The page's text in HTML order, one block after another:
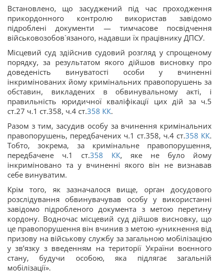
Встановлено, що засуджений під час проходження
прикордонного контролю використав завідомо
підроблені документи — тимчасове посвідчення
військовозобов`язаного, надавши їх працівнику ДПСУ.
Місцевий суд здійснив судовий розгляд у спрощеному
порядку, за результатом якого дійшов висновку про
доведеність винуватості особи у вчиненні
інкримінованих йому кримінальних правопорушень за
обставин, викладених в обвинувальному акті, і
правильність юридичної кваліфікації цих дій за ч.5
ст.27 ч.1 ст.358, ч.4 ст.358 КК.
Разом з тим, засудив особу за вчинення кримінальних
правопорушень, передбачених ч.1 ст.358, ч.4 ст.358 КК.
Тобто, зокрема, за кримінальне правопорушення,
передбачене ч.1 ст.358 КК, яке не було йому
інкриміновано та у вчиненні якого він не визнавав
себе винуватим.
Крім того, як зазначалося вище, орган досудового
розслідування обвинувачував особу у використанні
завідомо підробленого документа з метою перетину
кордону. Водночас місцевий суд дійшов висновку, що
це правопорушення він вчинив з метою «уникнення від
призову на військову службу за загальною мобілізацією
у зв’язку з введенням на території України воєнного
стану, будучи особою, яка підлягає загальній
мобілізації».